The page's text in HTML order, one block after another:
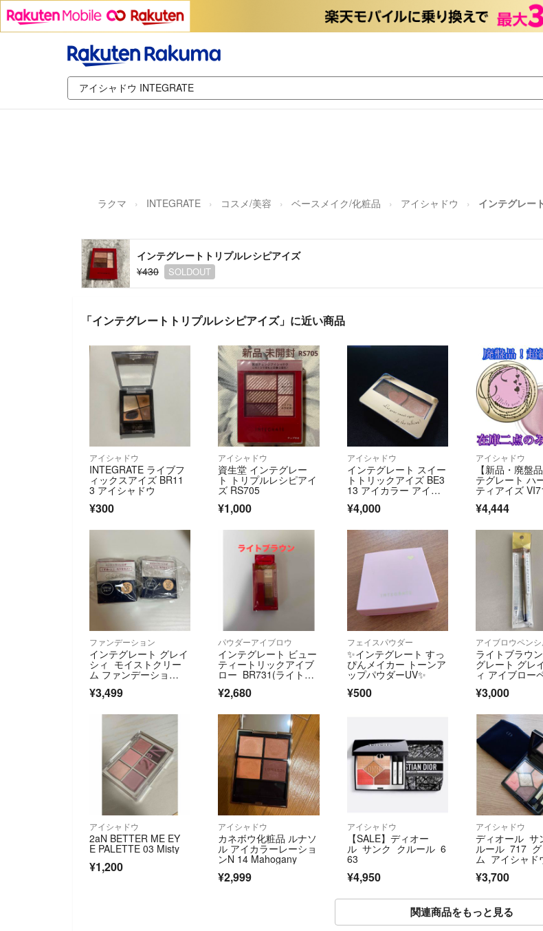
ラクマ INTEGRATE コスメ/美容 ベースメイク/化粧品 アイシャドウ インテグレー
インテグレートトリプルレシピアイズ
¥430
SOLDOUT
「インテグレートトリプルレシピアイズ」に近い商品
アイシャドウ
INTEGRATE ライブフ
ィックスアイズ BR11
3 アイシャドウ
¥300
アイシャドウ
資生堂 インテグレー
ト トリプルレシピアイ
ズ RS705
¥1,000
アイシャドウ
インテグレート スイー
トトリックアイズ BE3
13 アイカラー アイシ
ャドウ
¥4,000
アイシャドウ
【新品・廃盤
テグレート ハ
ティアイズ
シャドウ
¥4,444
ファンデーション
インテグレート グレイ
シィ モイストクリー
ム ファンデーショ
¥3,499
パウダーアイブロウ
インテグレート ビュー
ティートリックアイブ
ロー BR731(ライトブ
ブロウ
¥2,680
フェイスパウダー
✨インテグレート すっ
ぴんメイカー トーンア
ップパウダーUV✨
¥500
アイブロウペン
ライトブラウ
グレート グレ
ィ アイブロー
¥3,000
アイシャドウ
2aN BETTER ME EY
E PALETTE 03 Misty
¥1,200
アイシャドウ
カネボウ化粧品 ルナソ
ル アイカラーレーショ
ンN 14 Mahogany
¥2,999
アイシャドウ
【SALE】ディオー
ル サンク クルール 6
63
¥4,950
アイシャドウ
ディオール サ
ルール 717 グ
ム アイシャド
¥3,700
関連商品をもっと見る